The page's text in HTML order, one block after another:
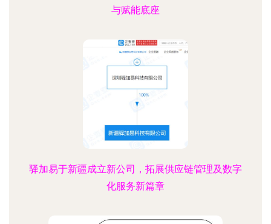
与赋能底座
驿加易于新疆成立新公司，拓展供应链管理及数字
化服务新篇章